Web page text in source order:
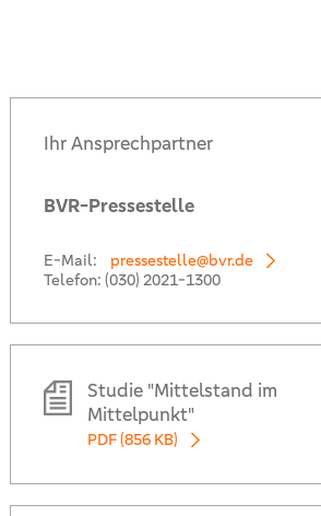
Ihr Ansprechpartner
BVR-Pressestelle
E-Mail:
pressestelle@bvr.de
Telefon: (030) 2021-1300
Studie "Mittelstand im
Mittelpunkt"
PDF (856 KB)